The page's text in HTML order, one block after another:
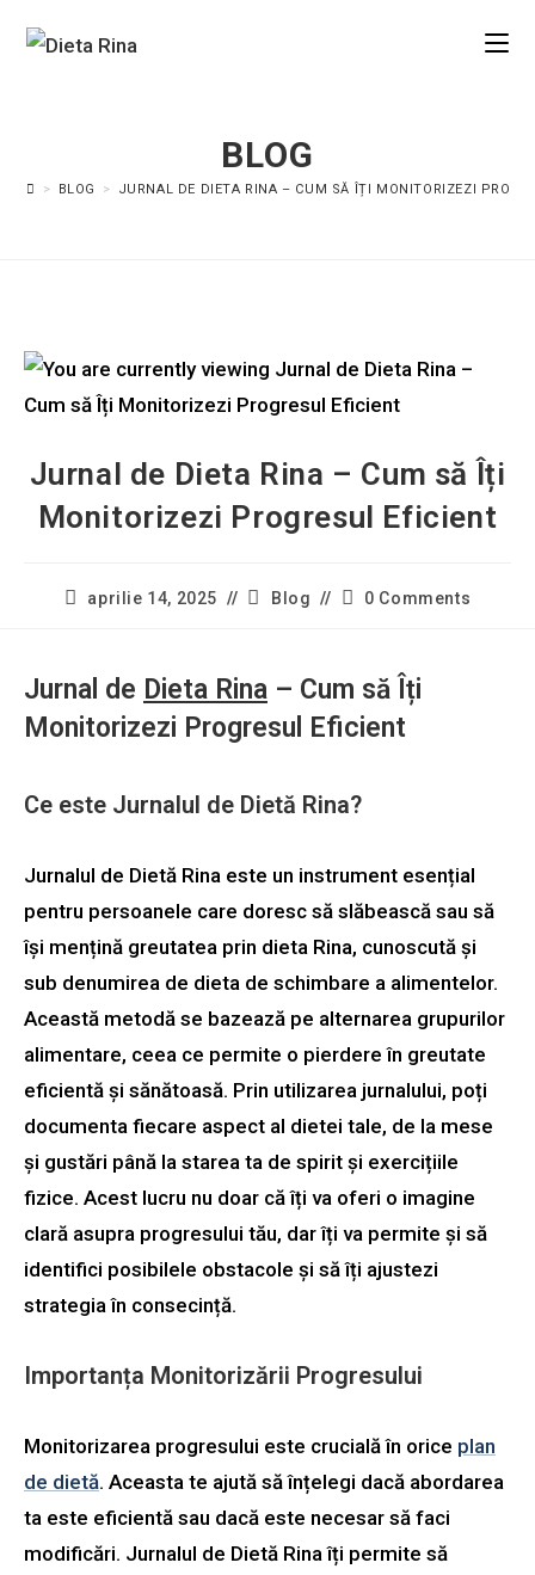
BLOG
> BLOG > JURNAL DE DIETA RINA – CUM SĂ ÎȚI MONITORIZEZI
Jurnal de Dieta Rina – Cum să Îți
Monitorizezi Progresul Eficient
aprilie 14, 2025 Blog 0 Comments
Jurnal de Dieta Rina – Cum să Îți
Monitorizezi Progresul Eficient
Ce este Jurnalul de Dietă Rina?
Jurnalul de Dietă Rina este un instrument esențial
pentru persoanele care doresc să slăbească sau să
își mențină greutatea prin dieta Rina, cunoscută și
sub denumirea de dieta de schimbare a alimentelor.
Această metodă se bazează pe alternarea grupurilor
alimentare, ceea ce permite o pierdere în greutate
eficientă și sănătoasă. Prin utilizarea jurnalului, poți
documenta fiecare aspect al dietei tale, de la mese
și gustări până la starea ta de spirit și exercițiile
fizice. Acest lucru nu doar că îți va oferi o imagine
clară asupra progresului tău, dar îți va permite și să
identifici posibilele obstacole și să îți ajustezi
strategia în consecință.
Importanța Monitorizării Progresului
Monitorizarea progresului este crucială în orice plan
de dietă. Aceasta te ajută să înțelegi dacă abordarea
ta este eficientă sau dacă este necesar să faci
modificări. Jurnalul de Dietă Rina îți permite să